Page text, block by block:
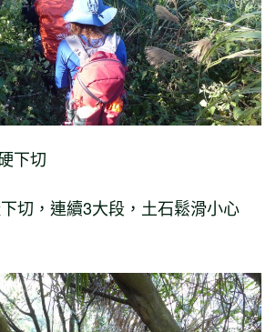
下切
切，連續3大段，土石鬆滑小心